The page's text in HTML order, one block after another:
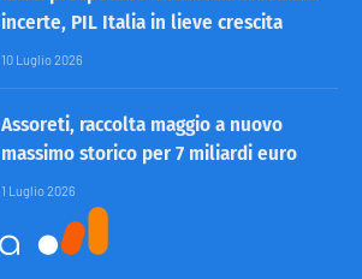
incerte, PIL Italia in lieve crescita
10 Luglio 2026
Assoreti, raccolta maggio a nuovo
massimo storico per 7 miliardi euro
1 Luglio 2026